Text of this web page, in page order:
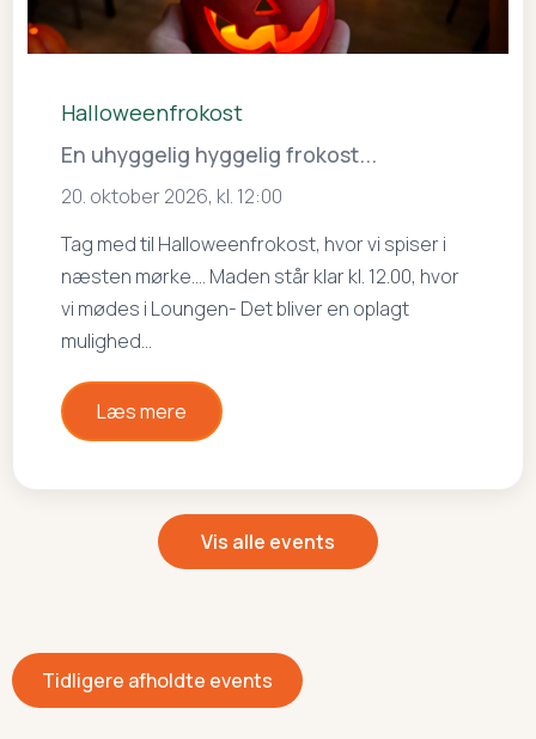
Halloweenfrokost
En uhyggelig hyggelig frokost...
20. oktober 2026, kl. 12:00
Tag med til Halloweenfrokost, hvor vi spiser i
næsten mørke…. Maden står klar kl. 12.00, hvor
vi mødes i Loungen- Det bliver en oplagt
mulighed…
Læs mere
Vis alle events
Tidligere afholdte events